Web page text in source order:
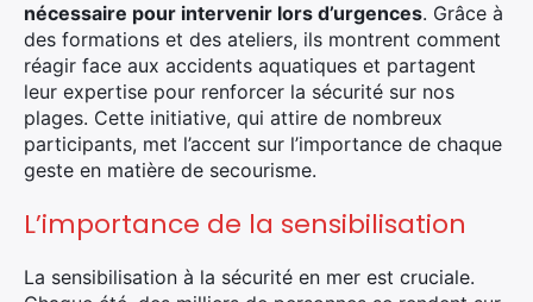
nécessaire pour intervenir lors d’urgences. Grâce à
des formations et des ateliers, ils montrent comment
réagir face aux accidents aquatiques et partagent
leur expertise pour renforcer la sécurité sur nos
plages. Cette initiative, qui attire de nombreux
participants, met l’accent sur l’importance de chaque
geste en matière de secourisme.
L’importance de la sensibilisation
La sensibilisation à la sécurité en mer est cruciale.